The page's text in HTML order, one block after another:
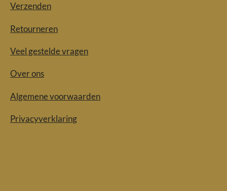
Verzenden
Retourneren
Veel gestelde vragen
Over ons
Algemene voorwaarden
Privacyverklaring